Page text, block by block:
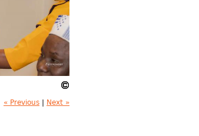
« Previous | Next »